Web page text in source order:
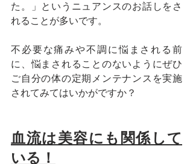
た。」というニュアンスのお話しをさ
れることが多いです。
不必要な痛みや不調に悩まされる前
に、悩まされることのないようにぜひ
ご自分の体の定期メンテナンスを実施
されてみてはいかがですか？
血流は美容にも関係して
いる！